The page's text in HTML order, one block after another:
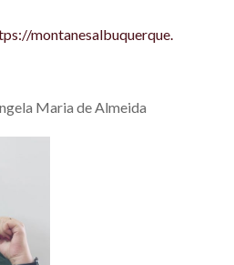
montanesalbuquerque.
Maria de Almeida